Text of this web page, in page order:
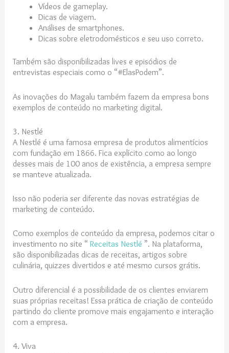
Vídeos de gameplay.
Dicas de viagem.
Análises de smartphones.
Dicas sobre eletrodomésticos e seu uso correto.
Também são disponibilizadas lives e episódios de
entrevistas especiais como o “#ElasPodem”.
As inovações do Magalu também fazem da empresa bons
exemplos de conteúdo no marketing digital.
3. Nestlé
A Nestlé é uma famosa empresa de produtos alimentícios
com fundação em 1866. Fica explícito como ao longo
desses mais de 100 anos de existência, a empresa sempre
se manteve atualizada.
Isso não poderia ser diferente das novas estratégias de
marketing de conteúdo.
Como exemplos de conteúdo da empresa, podemos citar o
investimento no site “Receitas Nestlé ”. Na plataforma,
são disponibilizadas dicas de receitas, artigos sobre
culinária, quizzes divertidos e até mesmo cursos grátis.
Outro diferencial é a possibilidade de os clientes enviarem
suas próprias receitas! Essa prática de criação de conteúdo
partindo do cliente promove mais engajamento e interação
com a empresa.
4. Viva